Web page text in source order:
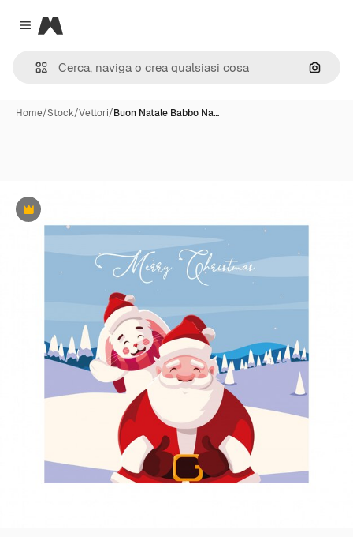
Close menu
Magnific
Cerca
Home/Stock/Vettori/Buon Natale Babbo Na…
Premium